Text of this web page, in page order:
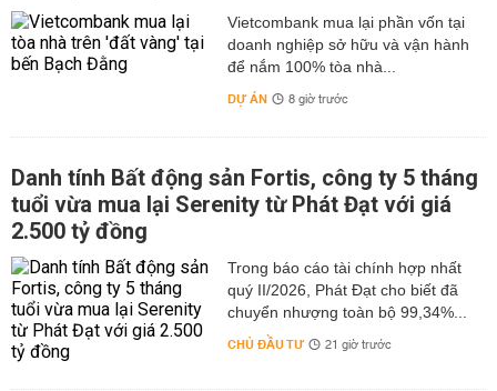
Vietcombank mua lại phần vốn tại
doanh nghiệp sở hữu và vận hành
để nắm 100% tòa nhà...
DỰ ÁN 8 giờ trước
Danh tính Bất động sản Fortis, công ty 5 tháng
tuổi vừa mua lại Serenity từ Phát Đạt với giá
2.500 tỷ đồng
Trong báo cáo tài chính hợp nhất
quý II/2026, Phát Đạt cho biết đã
chuyển nhượng toàn bộ 99,34%...
CHỦ ĐẦU TƯ 21 giờ trước